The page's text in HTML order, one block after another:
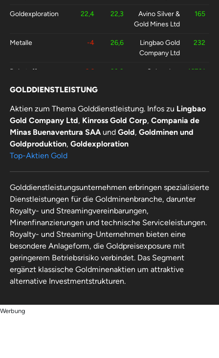
Goldexploration 22,4 22,3
Avino Silver &
Gold Mines Ltd
165
Metalle -4 26,6
Lingbao Gold
Company Ltd
232
Rohstoffe -6,6 23,3
Schmolz +
16721
GOLDDIENSTLEISTUNG
Aktien zum Thema Golddienstleistung. Infos zu Lingbao
Gold Company Ltd, Kinross Gold Corp, Compania de
Minas Buenaventura SAAund Gold, Goldminen und
Goldproduktion, Goldexploration
Top-Aktien Gold
Golddienstleistungsunternehmen erbringen spezialisierte
Dienstleistungen für die Goldminenbranche, darunter
Royalty- und Streamingvereinbarungen,
Minenfinanzierungen und technische Serviceleistungen.
Royalty- und Streaming-Unternehmen bieten eine
besondere Anlageform, die Goldpreisexposure mit
geringerem Betriebsrisiko verbindet. Das Segment
ergänzt klassische Goldminenaktien um attraktive
alternative Investmentstrukturen.
Werbung